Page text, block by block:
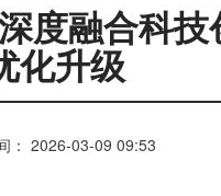
度融合科
化升级
： 2026-03-09 09:53